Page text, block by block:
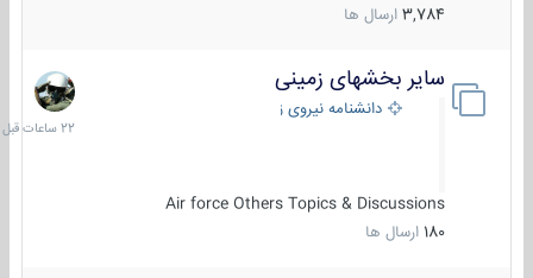
3,784 ارسال ها
سایر بخشهای زمینی
دانشنامه نیروی زمینی
Air force Others Topics & Discussions
180 ارسال ها
22
ساعات
قبل